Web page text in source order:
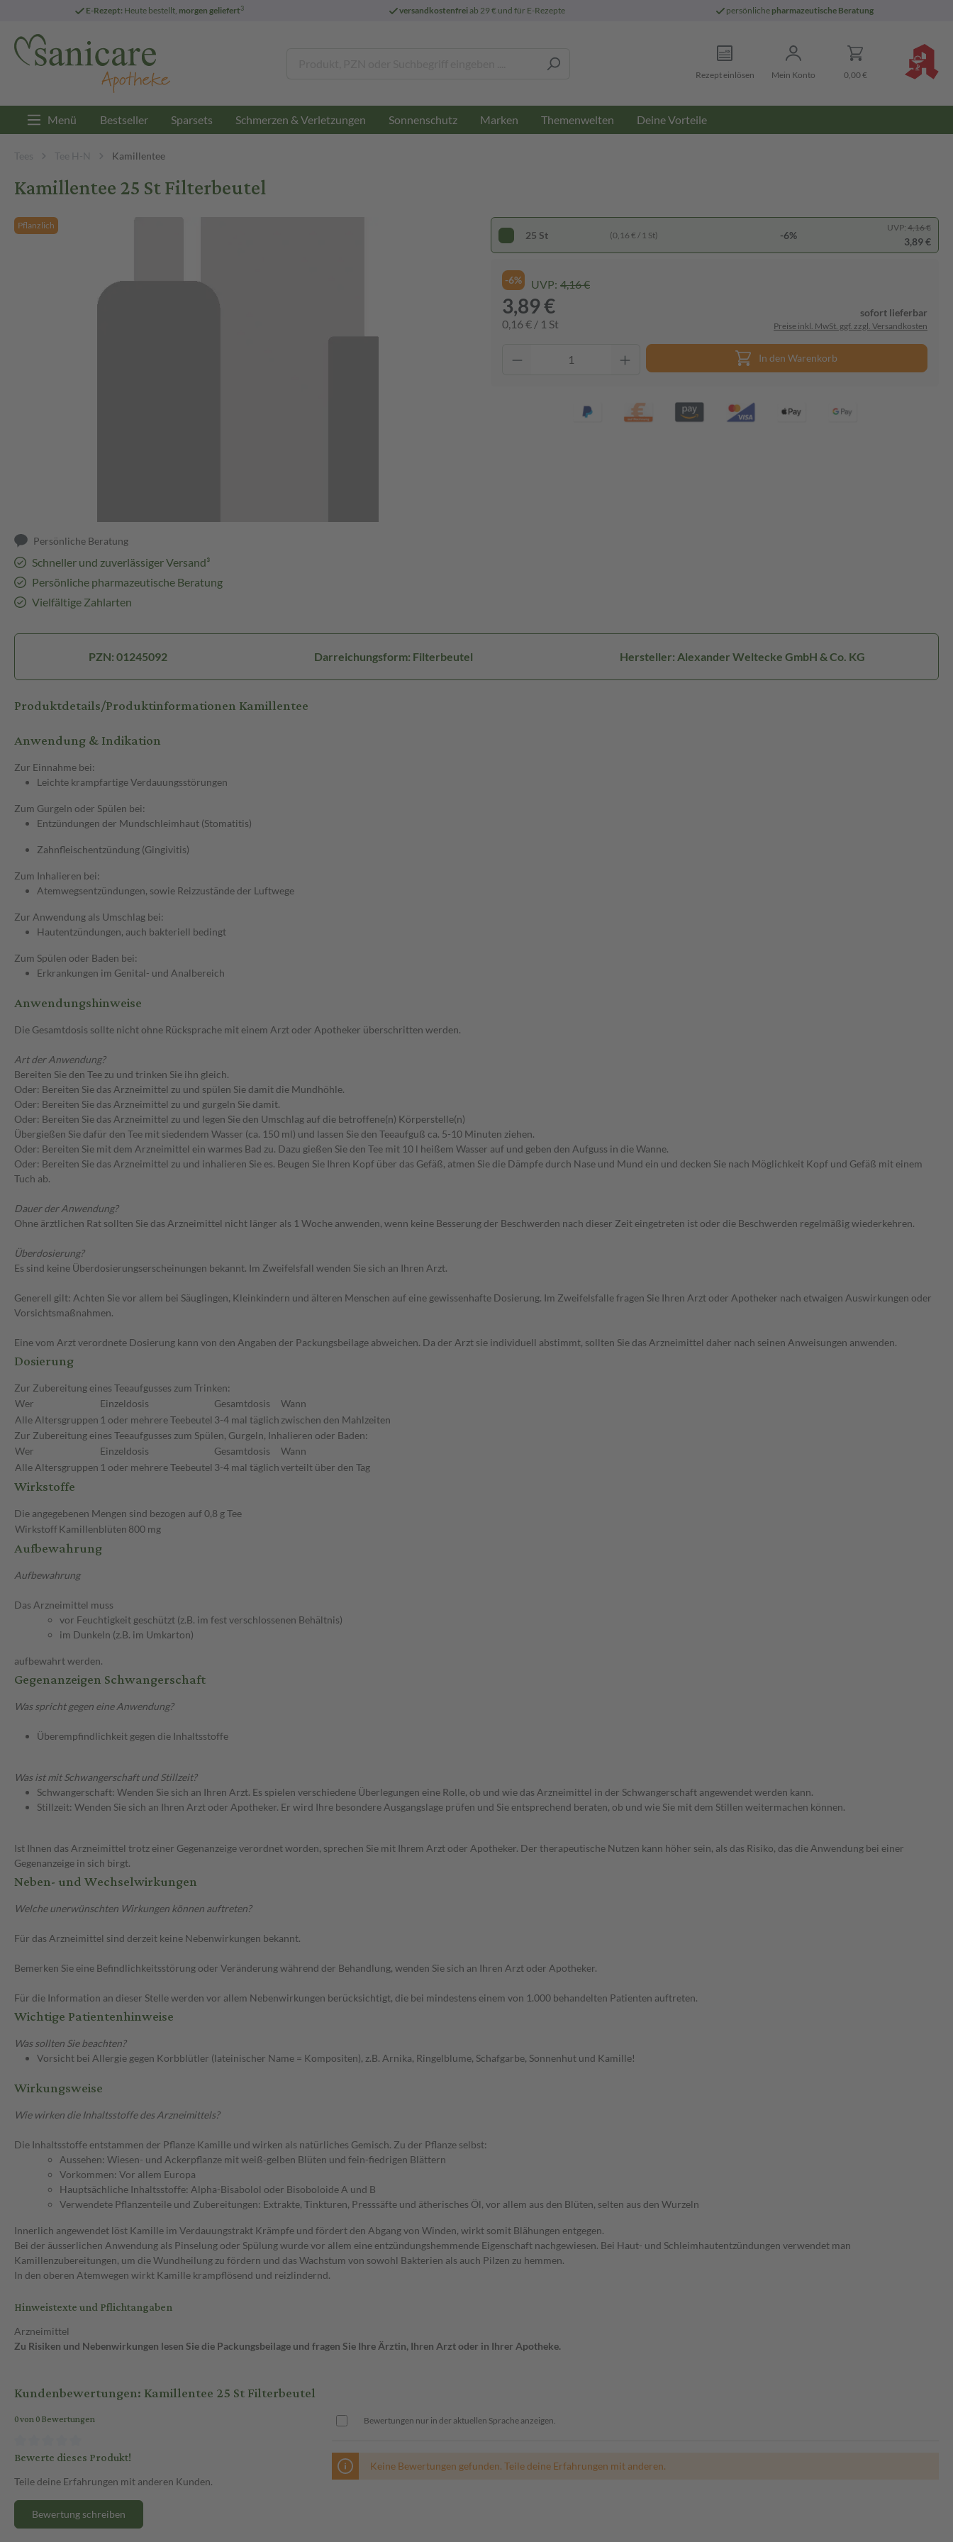
E-Rezept: Heute bestellt, morgen geliefert3 versandkostenfreiab 29 € und für E-Rezepte persönliche pharmazeutische Beratung
Rezept einlösen Mein Konto 0,00 €
Menü Bestseller Sparsets Schmerzen & Verletzungen Sonnenschutz Marken Themenwelten Deine Vorteile
Tees Tee H-N Kamillentee
Kamillentee 25 St Filterbeutel
Pflanzlich
Persönliche Beratung
Schneller und zuverlässiger Versand³
Persönliche pharmazeutische Beratung
Vielfältige Zahlarten
25 St (0,16 € / 1 St) -6%
UVP: 4,16 €
3,89 €
-6% UVP: 4,16 €
3,89 €
0,16 € / 1 St
sofort lieferbar
Preise inkl. MwSt. ggf. zzgl. Versandkosten
In den Warenkorb
PZN: 01245092 Darreichungsform: Filterbeutel Hersteller: Alexander Weltecke GmbH & Co. KG
Produktdetails/Produktinformationen Kamillentee
Anwendung & Indikation
Zur Einnahme bei:
Leichte krampfartige Verdauungsstörungen
Zum Gurgeln oder Spülen bei:
Entzündungen der Mundschleimhaut (Stomatitis)
Zahnfleischentzündung (Gingivitis)
Zum Inhalieren bei:
Atemwegsentzündungen, sowie Reizzustände der Luftwege
Zur Anwendung als Umschlag bei:
Hautentzündungen, auch bakteriell bedingt
Zum Spülen oder Baden bei:
Erkrankungen im Genital- und Analbereich
Anwendungshinweise
Die Gesamtdosis sollte nicht ohne Rücksprache mit einem Arzt oder Apotheker überschritten werden.
Art der Anwendung?
Bereiten Sie den Tee zu und trinken Sie ihn gleich.
Oder: Bereiten Sie das Arzneimittel zu und spülen Sie damit die Mundhöhle.
Oder: Bereiten Sie das Arzneimittel zu und gurgeln Sie damit.
Oder: Bereiten Sie das Arzneimittel zu und legen Sie den Umschlag auf die betroffene(n) Körperstelle(n)
Übergießen Sie dafür den Tee mit siedendem Wasser (ca. 150 ml) und lassen Sie den Teeaufguß ca. 5-10 Minuten ziehen.
Oder: Bereiten Sie mit dem Arzneimittel ein warmes Bad zu. Dazu gießen Sie den Tee mit 10 l heißem Wasser auf und geben den Aufguss in die Wanne.
Oder: Bereiten Sie das Arzneimittel zu und inhalieren Sie es. Beugen Sie Ihren Kopf über das Gefäß, atmen Sie die Dämpfe durch Nase und Mund ein und decken Sie nach Möglichkeit Kopf und Gefäß mit einem
Tuch ab.
Dauer der Anwendung?
Ohne ärztlichen Rat sollten Sie das Arzneimittel nicht länger als 1 Woche anwenden, wenn keine Besserung der Beschwerden nach dieser Zeit eingetreten ist oder die Beschwerden regelmäßig wiederkehren.
Überdosierung?
Es sind keine Überdosierungserscheinungen bekannt. Im Zweifelsfall wenden Sie sich an Ihren Arzt.
Generell gilt: Achten Sie vor allem bei Säuglingen, Kleinkindern und älteren Menschen auf eine gewissenhafte Dosierung. Im Zweifelsfalle fragen Sie Ihren Arzt oder Apotheker nach etwaigen Auswirkungen oder
Vorsichtsmaßnahmen.
Eine vom Arzt verordnete Dosierung kann von den Angaben der Packungsbeilage abweichen. Da der Arzt sie individuell abstimmt, sollten Sie das Arzneimittel daher nach seinen Anweisungen anwenden.
Dosierung
Zur Zubereitung eines Teeaufgusses zum Trinken:
Wer
Einzeldosis Gesamtdosis
Wann
Alle Altersgruppen 1 oder mehrere Teebeutel 3-4 mal täglich zwischen den Mahlzeiten
Zur Zubereitung eines Teeaufgusses zum Spülen, Gurgeln, Inhalieren oder Baden:
Wer
Einzeldosis Gesamtdosis
Wann
Alle Altersgruppen 1 oder mehrere Teebeutel 3-4 mal täglichverteilt über den Tag
Wirkstoffe
Die angegebenen Mengen sind bezogen auf 0,8 g Tee
WirkstoffKamillenblüten 800 mg
Aufbewahrung
Aufbewahrung
Das Arzneimittel muss
vor Feuchtigkeit geschützt (z.B. im fest verschlossenen Behältnis)
im Dunkeln (z.B. im Umkarton)
aufbewahrt werden.
Gegenanzeigen Schwangerschaft
Was spricht gegen eine Anwendung?
Überempfindlichkeit gegen die Inhaltsstoffe
Was ist mit Schwangerschaft und Stillzeit?
Schwangerschaft: Wenden Sie sich an Ihren Arzt. Es spielen verschiedene Überlegungen eine Rolle, ob und wie das Arzneimittel in der Schwangerschaft angewendet werden kann.
Stillzeit: Wenden Sie sich an Ihren Arzt oder Apotheker. Er wird Ihre besondere Ausgangslage prüfen und Sie entsprechend beraten, ob und wie Sie mit dem Stillen weitermachen können.
Ist Ihnen das Arzneimittel trotz einer Gegenanzeige verordnet worden, sprechen Sie mit Ihrem Arzt oder Apotheker. Der therapeutische Nutzen kann höher sein, als das Risiko, das die Anwendung bei einer
Gegenanzeige in sich birgt.
Neben- und Wechselwirkungen
Welche unerwünschten Wirkungen können auftreten?
Für das Arzneimittel sind derzeit keine Nebenwirkungen bekannt.
Bemerken Sie eine Befindlichkeitsstörung oder Veränderung während der Behandlung, wenden Sie sich an Ihren Arzt oder Apotheker.
Für die Information an dieser Stelle werden vor allem Nebenwirkungen berücksichtigt, die bei mindestens einem von 1.000 behandelten Patienten auftreten.
Wichtige Patientenhinweise
Was sollten Sie beachten?
Vorsicht bei Allergie gegen Korbblütler (lateinischer Name = Kompositen), z.B. Arnika, Ringelblume, Schafgarbe, Sonnenhut und Kamille!
Wirkungsweise
Wie wirken die Inhaltsstoffe des Arzneimittels?
Die Inhaltsstoffe entstammen der Pflanze Kamille und wirken als natürliches Gemisch. Zu der Pflanze selbst:
Aussehen: Wiesen- und Ackerpflanze mit weiß-gelben Blüten und fein-fiedrigen Blättern
Vorkommen: Vor allem Europa
Hauptsächliche Inhaltsstoffe: Alpha-Bisabolol oder Bisoboloide A und B
Verwendete Pflanzenteile und Zubereitungen: Extrakte, Tinkturen, Presssäfte und ätherisches Öl, vor allem aus den Blüten, selten aus den Wurzeln
Innerlich angewendet löst Kamille im Verdauungstrakt Krämpfe und fördert den Abgang von Winden, wirkt somit Blähungen entgegen.
Bei der äusserlichen Anwendung als Pinselung oder Spülung wurde vor allem eine entzündungshemmende Eigenschaft nachgewiesen. Bei Haut- und Schleimhautentzündungen verwendet man
Kamillenzubereitungen, um die Wundheilung zu fördern und das Wachstum von sowohl Bakterien als auch Pilzen zu hemmen.
In den oberen Atemwegen wirkt Kamille krampflösend und reizlindernd.
Hinweistexte und Pflichtangaben
Arzneimittel
Zu Risiken und Nebenwirkungen lesen Sie die Packungsbeilage und fragen Sie Ihre Ärztin, Ihren Arzt oder in Ihrer Apotheke.
Kundenbewertungen: Kamillentee 25 St Filterbeutel
0 von 0 Bewertungen
Bewerte dieses Produkt!
Teile deine Erfahrungen mit anderen Kunden.
Bewertung schreiben
Bewertungen nur in der aktuellen Sprache anzeigen.
Keine Bewertungen gefunden. Teile deine Erfahrungen mit anderen.